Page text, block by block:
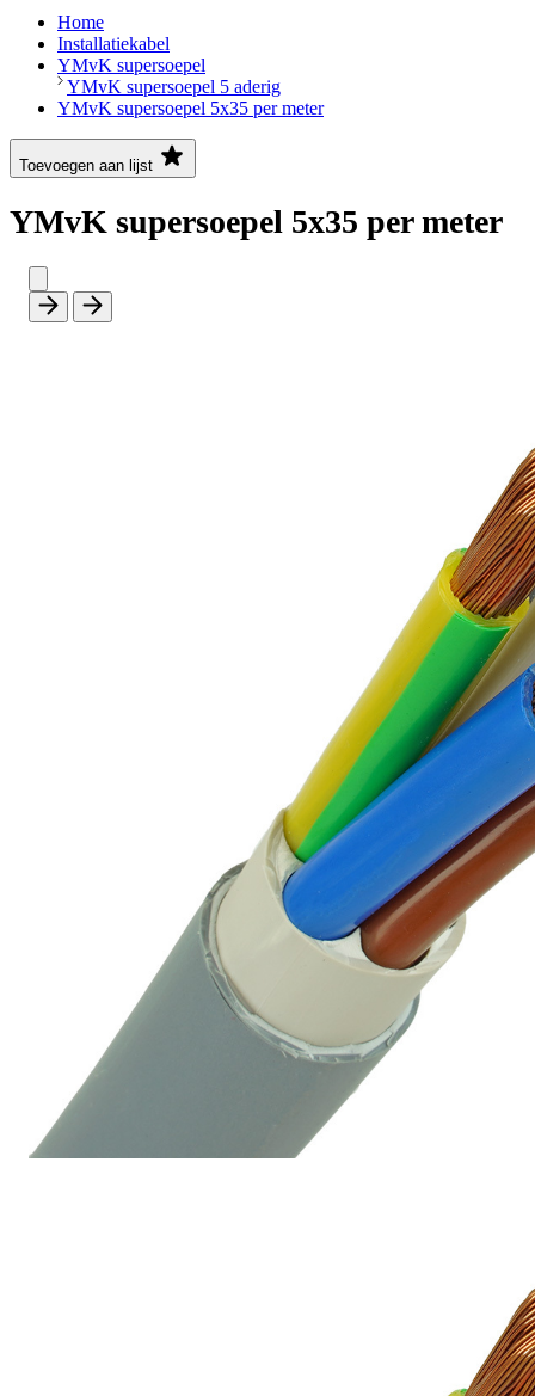
Home
Installatiekabel
YMvK supersoepel
YMvK supersoepel 5 aderig
YMvK supersoepel 5x35 per meter
Toevoegen aan lijst
YMvK supersoepel 5x35 per meter